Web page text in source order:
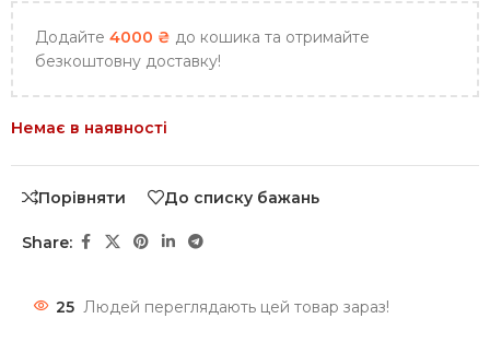
Додайте 4000 ₴ до кошика та отримайте
безкоштовну доставку!
Немає в наявності
Порівняти До списку бажань
Share:
25 Людей переглядають цей товар зараз!